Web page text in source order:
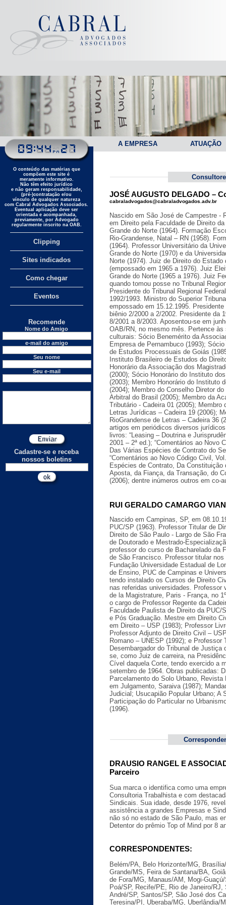
A EMPRESA ATUAÇÃO
O conteúdo das matérias que
compõem este site é
meramente informativo.
Não têm efeito jurídico
e não geram responsabilidade,
(pré-)contratação e/ou
vínculo de qualquer natureza
com Cabral Advogados Associados.
Eventual aplicação deve ser
orientada e acompanhada,
previamente, por Advogado
regularmente inscrito na OAB.
Clipping
Sites indicados
Como chegar
Eventos
Recomende
Nome do Amigo
e-mail do amigo
Seu nome
Seu e-mail
Cadastre-se e receba
nossos boletins
JOSÉ AUGUSTO DELGADO –
cabraladvogados@cabraladvogados.adv.br
Nascido em São José de Campestre -
em Direito pela Faculdade de Direito
Grande do Norte (1964). Formação
Rio-Grandense, Natal – RN (1958).
(1964). Professor Universitário da
Grande do Norte (1970) e da
Norte (1974). Juiz de Direito do Estado
(empossado em 1965 a 1976). Juiz
Grande do Norte (1965 a 1976). Juiz
quando tomou posse no Tribunal
Presidente do Tribunal Regional
1992/1993. Ministro do Superior
empossado em 15.12.1995.
biênio 2/2000 a 2/2002. Presidente da
8/2001 a 8/2003. Aposentou-se em
OAB/RN, no mesmo mês. Pertence às
culturais: Sócio Benemérito da
Empresa de Pernambuco (1993);
de Estudos Processuais de Goiás
Instituto Brasileiro de Estudos do
Honorário da Associação dos
(2000); Sócio Honorário do Instituto
(2003); Membro Honorário do Instituto
(2004); Membro do Conselho Diretor
Arbitral do Brasil (2005); Membro da
Tributário - Cadeira 01 (2005); Membro
Letras Jurídicas – Cadeira 19 (2006);
RioGrandense de Letras – Cadeira 36
artigos em periódicos diversos
livros: “Leasing – Doutrina e
2001 – 2ª ed.); “Comentários ao Novo
Das Várias Espécies de Contrato do
“Comentários ao Novo Código Civil,
Espécies de Contrato, Da Constituição
Aposta, da Fiança, da Transação, do
(2006); dentre inúmeros outros em co-
RUI GERALDO CAMARGO
Nascido em Campinas, SP, em
PUC/SP (1963). Professor Titular de
Direito de São Paulo - Largo de São
de Doutorado e Mestrado-
professor do curso de Bacharelado da
de São Francisco. Professor titular
Fundação Universidade Estadual de
de Ensino, PUC de Campinas e
tendo instalado os Cursos de Direito
nas referidas universidades. Professor
de la Magistrature, Paris - França, no
o cargo de Professor Regente da
Faculdade Paulista de Direito da PUC/
e Pós Graduação. Mestre em Direito
em Direito – USP (1983); Professor
Professor Adjunto de Direito Civil –
Romano – UNESP (1992); e Professor
Desembargador do Tribunal de Justiça
se, como Juiz de carreira, na
Cível daquela Corte, tendo exercido a
setembro de 1964. Obras publicadas:
Parcelamento do Solo Urbano, Revista
em Julgamento, Saraiva (1987);
Judicial; Usucapião Popular Urbano; A
Participação do Particular no
(1996).
DRAUSIO RANGEL E
Parceiro
Sua marca o identifica como uma
Consultoria Trabalhista e com
Sindicais. Sua idade, desde 1976,
assistência a grandes Empresas e
não só no estado de São Paulo, mas
Detentor do prêmio Top of Mind por 8
CORRESPONDENTES:
Belém/PA, Belo Horizonte/MG,
Grande/MS, Feira de Santana/BA,
de Fora/MG, Manaus/AM, Mogi-
Poá/SP, Recife/PE, Rio de Janeiro/
André/SP, Santos/SP, São José dos
Teresina/PI, Uberaba/MG, Uberlândia/